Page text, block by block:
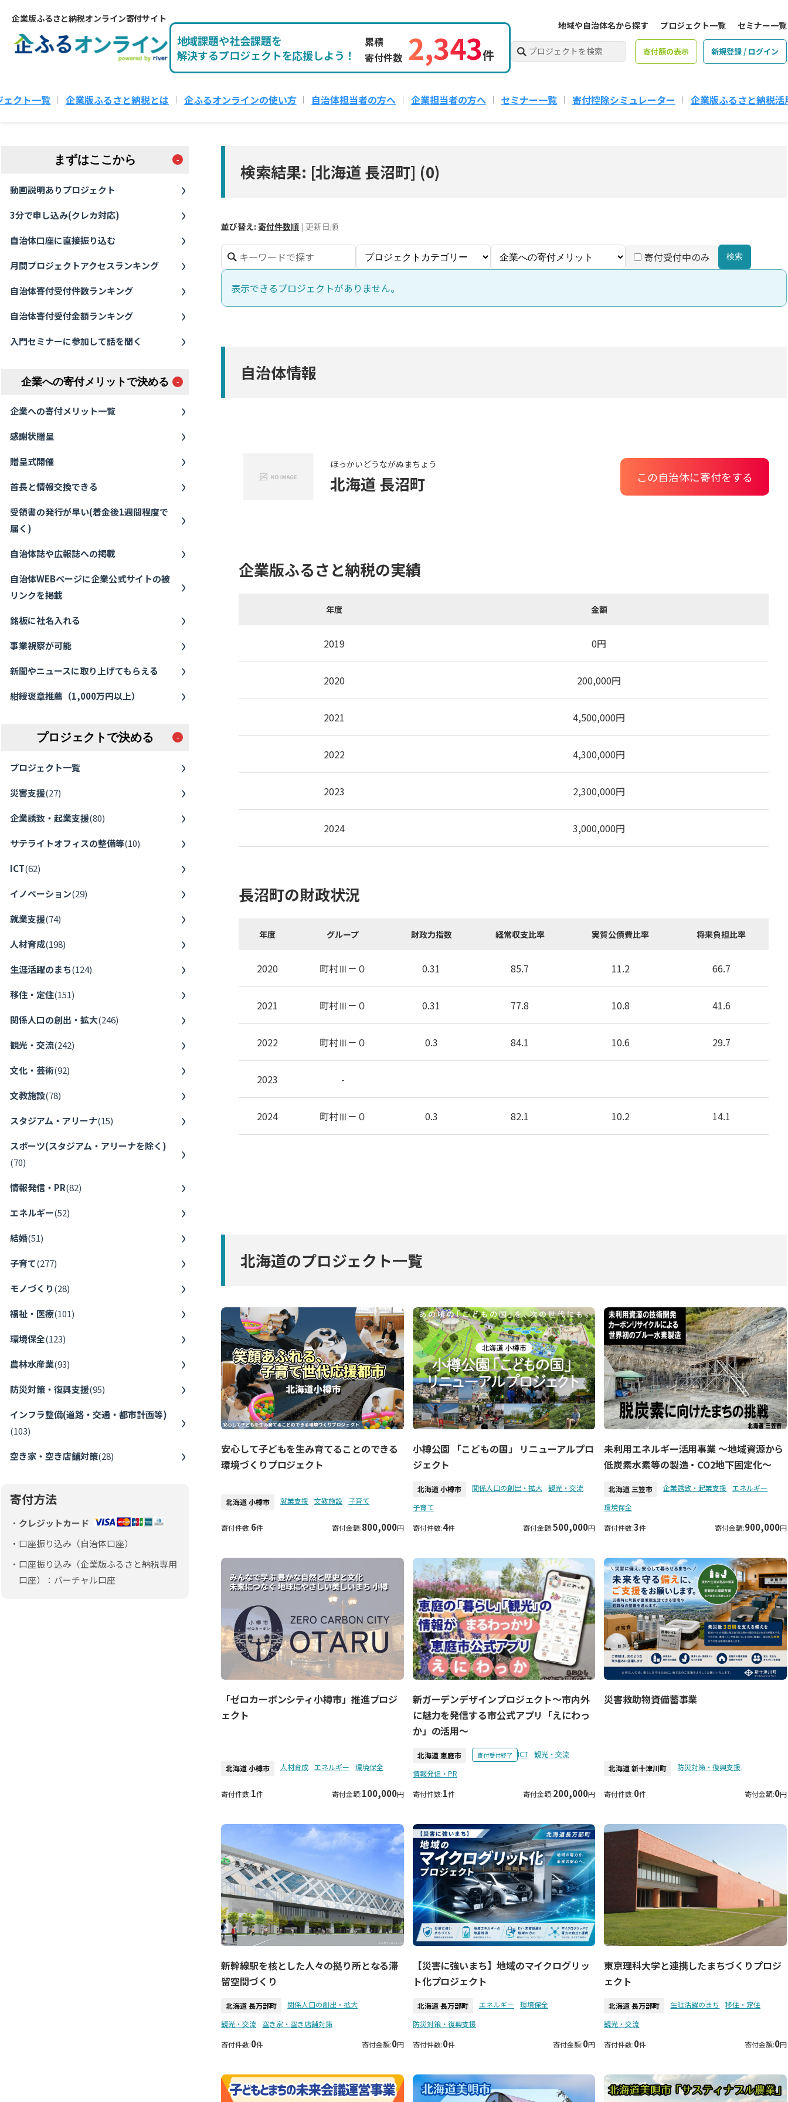
企業版ふるさと納税オンライン寄付サイト
地域課題や社会課題を
解決するプロジェクトを応援しよう！
累積
寄付件数 2,343件
地域や自治体名から探す プロジェクト一覧 セミナー一覧
寄付額の表示 新規登録 / ログイン
ェクト一覧 企業版ふるさと納税とは 企ふるオンラインの使い方 自治体担当者の方へ 企業担当者の方へ セミナー一覧 寄付控除シミュレーター 企業版ふるさと納税活
まずはここから
動画説明ありプロジェクト
3分で申し込み(クレカ対応)
自治体口座に直接振り込む
月間プロジェクトアクセスランキング
自治体寄付受付件数ランキング
自治体寄付受付金額ランキング
入門セミナーに参加して話を聞く
企業への寄付メリットで決める
企業への寄付メリット一覧
感謝状贈呈
贈呈式開催
首長と情報交換できる
受領書の発行が早い(着金後1週間程度で
届く)
自治体誌や広報誌への掲載
自治体WEBページに企業公式サイトの被
リンクを掲載
銘板に社名入れる
事業視察が可能
新聞やニュースに取り上げてもらえる
紺綬褒章推薦（1,000万円以上）
プロジェクトで決める
プロジェクト一覧
災害支援(27)
企業誘致・起業支援(80)
サテライトオフィスの整備等(10)
ICT(62)
イノベーション(29)
就業支援(74)
人材育成(198)
生涯活躍のまち(124)
移住・定住(151)
関係人口の創出・拡大(246)
観光・交流(242)
文化・芸術(92)
文教施設(78)
スタジアム・アリーナ(15)
スポーツ(スタジアム・アリーナを除く)
(70)
情報発信・PR(82)
エネルギー(52)
結婚(51)
子育て(277)
モノづくり(28)
福祉・医療(101)
環境保全(123)
農林水産業(93)
防災対策・復興支援(95)
インフラ整備(道路・交通・都市計画等)
(103)
空き家・空き店舗対策(28)
寄付方法
クレジットカード
口座振り込み（自治体口座）
口座振り込み（企業版ふるさと納税専用
口座）：バーチャル口座
検索結果: [北海道 長沼町] (0)
並び替え: 寄付件数順 | 更新日順
寄付受付中のみ 検索
表示できるプロジェクトがありません。
自治体情報
ほっかいどう
北海道
ながぬまちょう
長沼町 この自治体に寄付をする
企業版ふるさと納税の実績
年度 金額
2019 0円
2020 200,000円
2021 4,500,000円
2022 4,300,000円
2023 2,300,000円
2024 3,000,000円
長沼町の財政状況
年度 グループ 財政力指数 経常収支比率 実質公債費比率 将来負担比率
2020 町村Ⅲ－０ 0.31 85.7 11.2 66.7
2021 町村Ⅲ－０ 0.31 77.8 10.8 41.6
2022 町村Ⅲ－０ 0.3 84.1 10.6 29.7
2023 -
2024 町村Ⅲ－０ 0.3 82.1 10.2 14.1
北海道のプロジェクト一覧
安心して子どもを生み育てることのできる
環境づくりプロジェクト
北海道 小樽市 就業支援 文教施設 子育て
寄付件数:6件 寄付金額:800,000円
小樽公園 「こどもの国」 リニューアルプロ
ジェクト
北海道 小樽市 関係人口の創出・拡大
観光・交流
子育て
寄付件数:4件 寄付金額:500,000円
未利用エネルギー活用事業 ～地域資源から
低炭素水素等の製造・CO2地下固定化～
北海道 三笠市 企業誘致・起業支援
エネルギー
環境保全
寄付件数:3件 寄付金額:900,000円
「ゼロカーボンシティ小樽市」推進プロジ
ェクト
北海道 小樽市 人材育成 エネルギー 環境保全
寄付件数:1件 寄付金額:100,000円
新ガーデンデザインプロジェクト～市内外
に魅力を発信する市公式アプリ「えにわっ
か」の活用～
北海道 恵庭市 寄付受付終了 ICT
観光・交流
情報発信・PR
寄付件数:1件 寄付金額:200,000円
災害救助物資備蓄事業
北海道 新十津川町 防災対策・復興支援
寄付件数:0件 寄付金額:0円
新幹線駅を核とした人々の拠り所となる滞
留空間づくり
北海道 長万部町
関係人口の創出・拡大
観光・交流
空き家・空き店舗対策
寄付件数:0件 寄付金額:0円
【災害に強いまち】地域のマイクログリッ
ト化プロジェクト
北海道 長万部町 エネルギー
環境保全
防災対策・復興支援
寄付件数:0件 寄付金額:0円
東京理科大学と連携したまちづくりプロジ
ェクト
北海道 長万部町 生涯活躍のまち
移住・定住
観光・交流
寄付件数:0件 寄付金額:0円